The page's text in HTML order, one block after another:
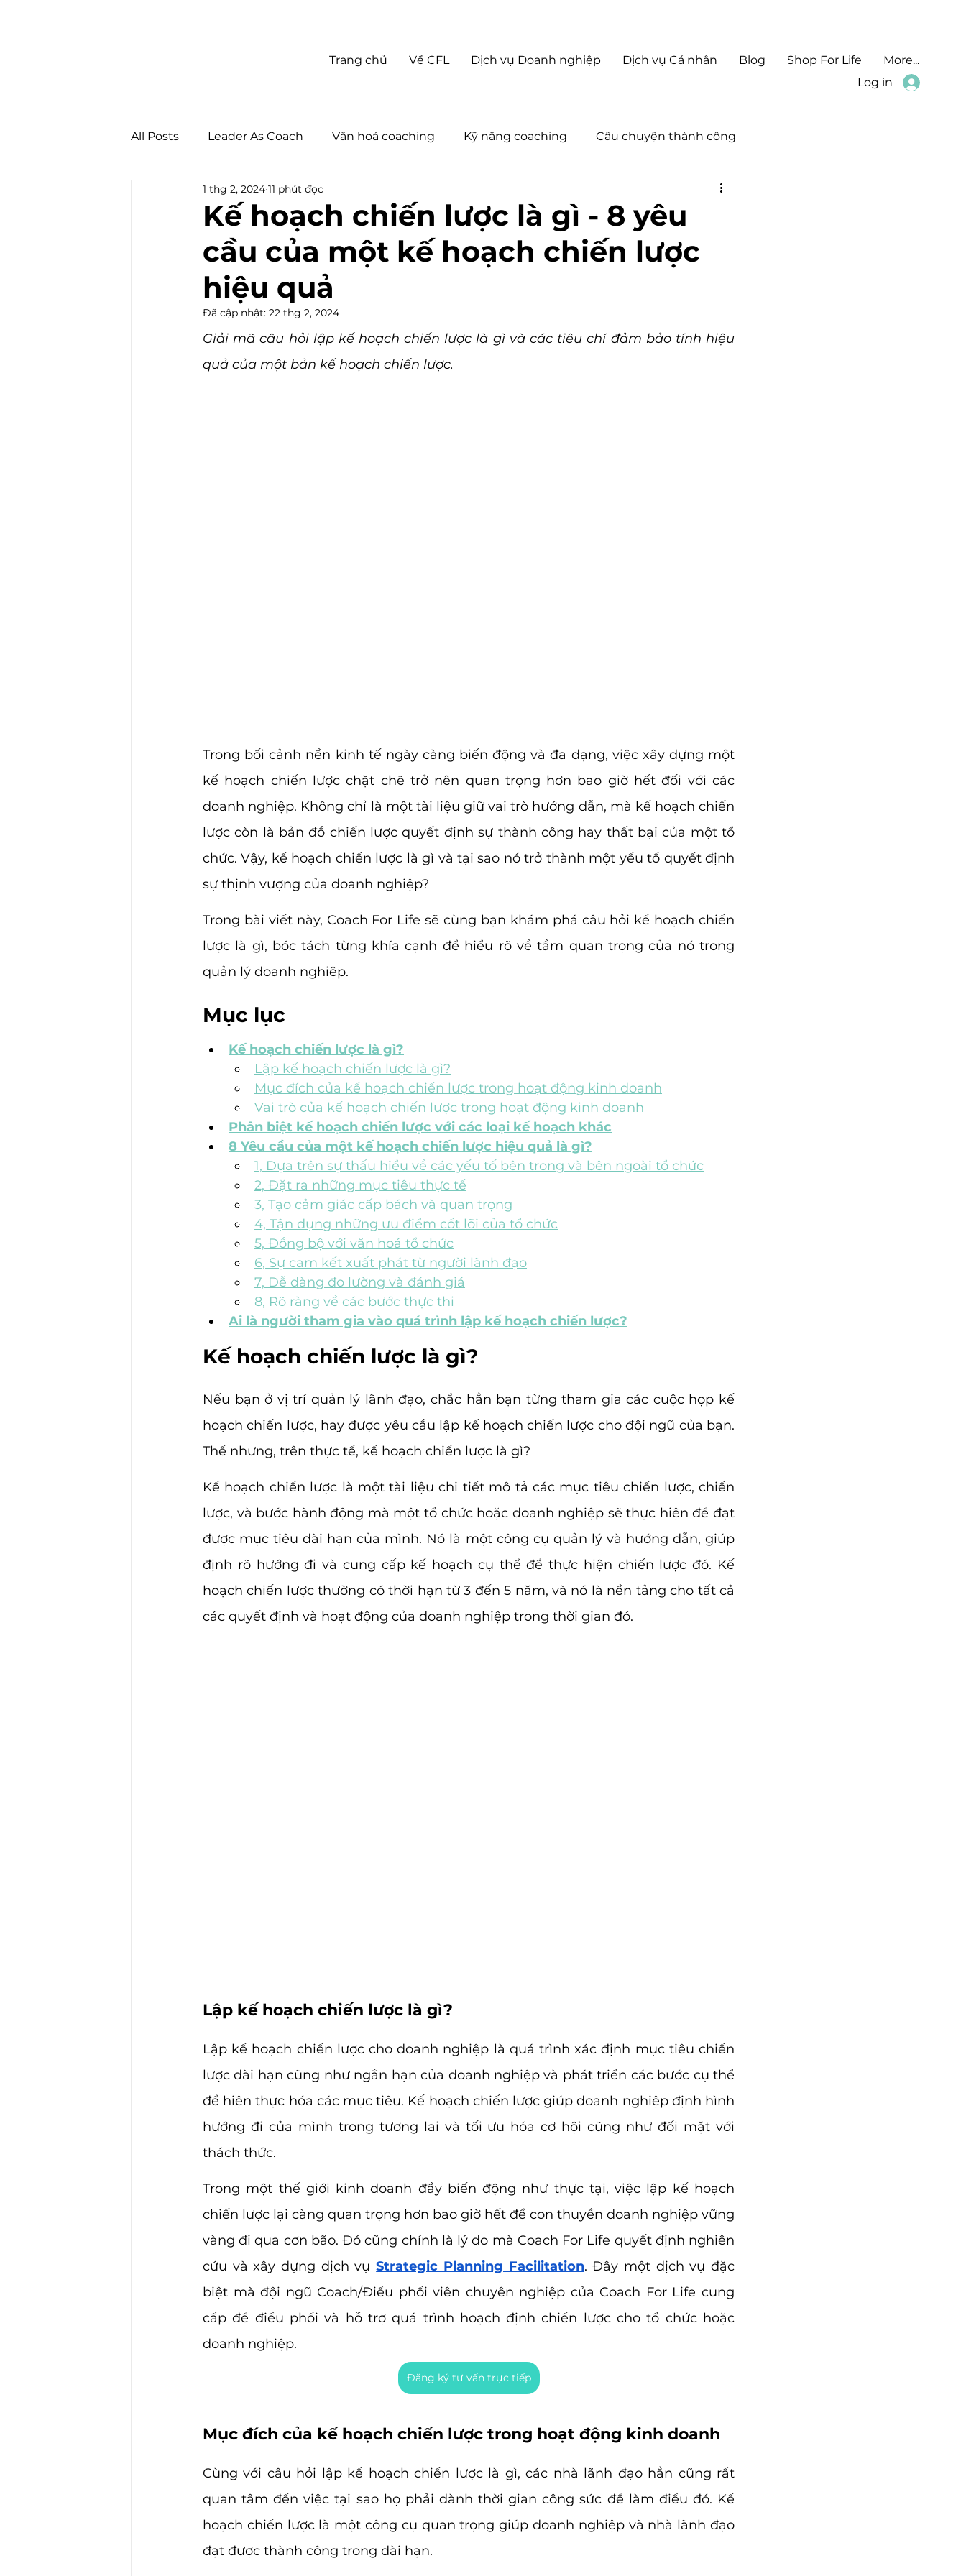
Log in
Trang chủ Về CFL Dịch vụ Doanh nghiệp Dịch vụ Cá nhân Blog Shop For Life More...
All Posts Leader As Coach Văn hoá coaching Kỹ năng coaching Câu chuyện thành công
Workplace Wellbeing Coaching Business
Kế hoạch chiến lược là gì - 8 yêu
cầu của một kế hoạch chiến lược
hiệu quả
1 thg 2, 2024 11 phút đọc
Đã cập nhật: 22 thg 2, 2024
Giải mã câu hỏi lập kế hoạch chiến lược là gì và các tiêu chí đảm bảo tính hiệu
quả của một bản kế hoạch chiến lược.
Trong bối cảnh nền kinh tế ngày càng biến động và đa dạng, việc xây dựng một
kế hoạch chiến lược chặt chẽ trở nên quan trọng hơn bao giờ hết đối với các
doanh nghiệp. Không chỉ là một tài liệu giữ vai trò hướng dẫn, mà kế hoạch chiến
lược còn là bản đồ chiến lược quyết định sự thành công hay thất bại của một tổ
chức. Vậy, kế hoạch chiến lược là gì và tại sao nó trở thành một yếu tố quyết định
sự thịnh vượng của doanh nghiệp?
Trong bài viết này, Coach For Life sẽ cùng bạn khám phá câu hỏi kế hoạch chiến
lược là gì, bóc tách từng khía cạnh để hiểu rõ về tầm quan trọng của nó trong
quản lý doanh nghiệp.
Mục lục
Kế hoạch chiến lược là gì?
Lập kế hoạch chiến lược là gì?
Mục đích của kế hoạch chiến lược trong hoạt động kinh doanh
Vai trò của kế hoạch chiến lược trong hoạt động kinh doanh
Phân biệt kế hoạch chiến lược với các loại kế hoạch khác
8 Yêu cầu của một kế hoạch chiến lược hiệu quả là gì?
1, Dựa trên sự thấu hiểu về các yếu tố bên trong và bên ngoài tổ chức
2, Đặt ra những mục tiêu thực tế
3, Tạo cảm giác cấp bách và quan trọng
4, Tận dụng những ưu điểm cốt lõi của tổ chức
5, Đồng bộ với văn hoá tổ chức
6, Sự cam kết xuất phát từ người lãnh đạo
7, Dễ dàng đo lường và đánh giá
8, Rõ ràng về các bước thực thi
Ai là người tham gia vào quá trình lập kế hoạch chiến lược?
Kế hoạch chiến lược là gì?
Nếu bạn ở vị trí quản lý lãnh đạo, chắc hẳn bạn từng tham gia các cuộc họp kế
hoạch chiến lược, hay được yêu cầu lập kế hoạch chiến lược cho đội ngũ của bạn.
Thế nhưng, trên thực tế, kế hoạch chiến lược là gì?
Kế hoạch chiến lược là một tài liệu chi tiết mô tả các mục tiêu chiến lược, chiến
lược, và bước hành động mà một tổ chức hoặc doanh nghiệp sẽ thực hiện để đạt
được mục tiêu dài hạn của mình. Nó là một công cụ quản lý và hướng dẫn, giúp
định rõ hướng đi và cung cấp kế hoạch cụ thể để thực hiện chiến lược đó. Kế
hoạch chiến lược thường có thời hạn từ 3 đến 5 năm, và nó là nền tảng cho tất cả
các quyết định và hoạt động của doanh nghiệp trong thời gian đó.
Lập kế hoạch chiến lược là gì?
Lập kế hoạch chiến lược cho doanh nghiệp là quá trình xác định mục tiêu chiến
lược dài hạn cũng như ngắn hạn của doanh nghiệp và phát triển các bước cụ thể
để hiện thực hóa các mục tiêu. Kế hoạch chiến lược giúp doanh nghiệp định hình
hướng đi của mình trong tương lai và tối ưu hóa cơ hội cũng như đối mặt với
thách thức.
Trong một thế giới kinh doanh đầy biến động như thực tại, việc lập kế hoạch
chiến lược lại càng quan trọng hơn bao giờ hết để con thuyền doanh nghiệp vững
vàng đi qua cơn bão. Đó cũng chính là lý do mà Coach For Life quyết định nghiên
cứu và xây dựng dịch vụ Strategic Planning Facilitation. Đây một dịch vụ đặc
biệt mà đội ngũ Coach/Điều phối viên chuyên nghiệp của Coach For Life cung
cấp để điều phối và hỗ trợ quá trình hoạch định chiến lược cho tổ chức hoặc
doanh nghiệp.
Đăng ký tư vấn trực tiếp
Mục đích của kế hoạch chiến lược trong hoạt động kinh doanh
Cùng với câu hỏi lập kế hoạch chiến lược là gì, các nhà lãnh đạo hẳn cũng rất
quan tâm đến việc tại sao họ phải dành thời gian công sức để làm điều đó. Kế
hoạch chiến lược là một công cụ quan trọng giúp doanh nghiệp và nhà lãnh đạo
đạt được thành công trong dài hạn.